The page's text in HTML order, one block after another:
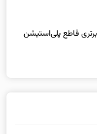
قاطع پلی‌استیشن